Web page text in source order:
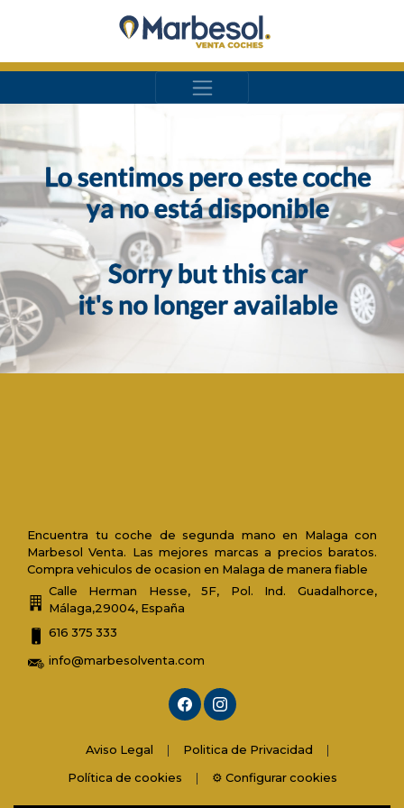
Encuentra tu coche de segunda mano en Malaga con
Marbesol Venta. Las mejores marcas a precios baratos.
Compra vehiculos de ocasion en Malaga de manera fiable
Calle Herman Hesse, 5F, Pol. Ind. Guadalhorce,
Málaga,29004, España
616 375 333
info@marbesolventa.com
Aviso Legal | Politica de Privacidad
|
Política de cookies
| ⚙️ Configurar cookies